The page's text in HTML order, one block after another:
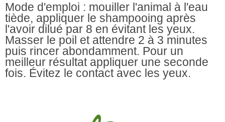
Mode d'emploi : mouiller l'animal à l'eau
tiède, appliquer le shampooing après
l'avoir dilué par 8 en évitant les yeux.
Masser le poil et attendre 2 à 3 minutes
puis rincer abondamment. Pour un
meilleur résultat appliquer une seconde
fois. Évitez le contact avec les yeux.